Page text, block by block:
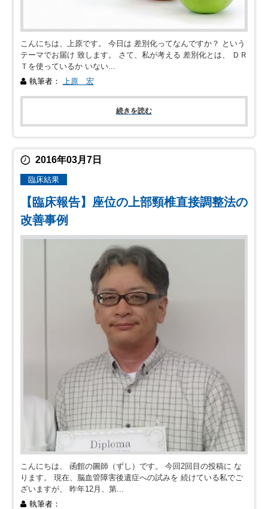
こんにちは、上原です。 今日は 差別化ってなんですか？ という
テーマでお届け 致します。 さて、私が考える 差別化とは、 ＤＲ
Ｔを使っているか いない...
執筆者： 上原 宏
続きを読む
2016年03月7日
臨床結果
【臨床報告】座位の上部頸椎直接調整法の
改善事例
こんにちは、 函館の圖師（ずし）です。 今回2回目の投稿に な
ります。 現在、脳血管障害後遺症への試みを 続けている私でご
ざいますが、 昨年12月、第...
執筆者：